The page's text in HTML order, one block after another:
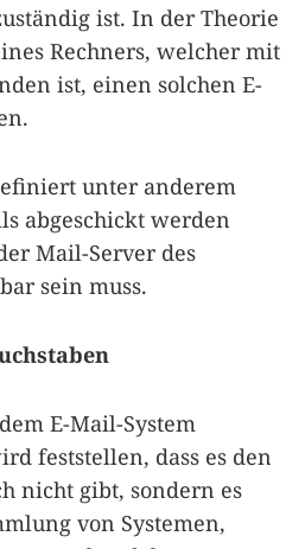
ist. In der Theorie
Rechners, welcher mit
ist, einen solchen E-
unter anderem
abgeschickt werden
Mail-Server des
sein muss.
E-Mail-System
feststellen, dass es den
nicht gibt, sondern es
von Systemen,